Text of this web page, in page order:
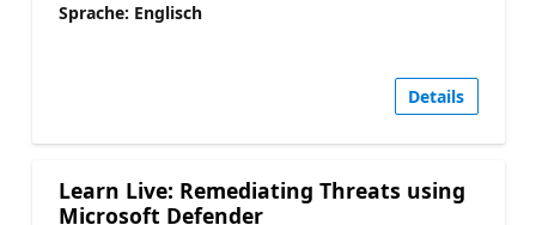
Sprache: Englisch
Details
Learn Live: Remediating Threats using
Microsoft Defender